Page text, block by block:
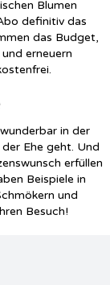
Blumen
definitiv das
das Budget,
erneuern
in der
Ehe geht. Und
erfüllen
Beispiele in
und
Besuch!